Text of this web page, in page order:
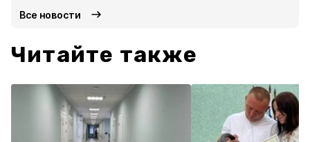
Все новости
Читайте также